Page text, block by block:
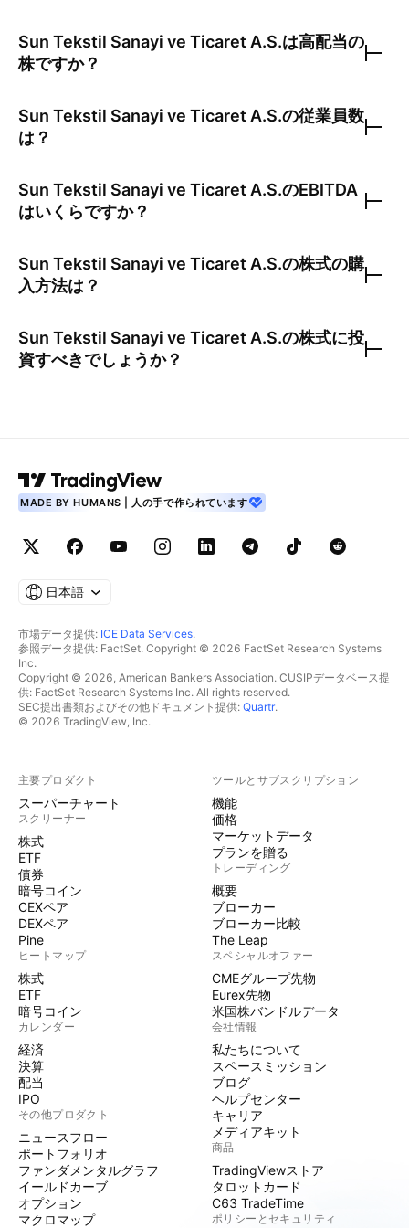
Sun Tekstil Sanayi ve Ticaret A.S.は高配当の
株ですか？
Sun Tekstil Sanayi ve Ticaret A.S.の従業員数
は？
Sun Tekstil Sanayi ve Ticaret A.S.のEBITDA
はいくらですか？
Sun Tekstil Sanayi ve Ticaret A.S.の株式の購
入方法は？
Sun Tekstil Sanayi ve Ticaret A.S.の株式に投
資すべきでしょうか？
MADE BY HUMANS | 人の手で作られています
日本語
市場データ提供: ICE Data Services.
参照データ提供: FactSet. Copyright © 2026 FactSet Research Systems
Inc.
Copyright © 2026, American Bankers Association. CUSIPデータベース提
供: FactSet Research Systems Inc. All rights reserved.
SEC提出書類およびその他ドキュメント提供: Quartr.
© 2026 TradingView, Inc.
主要プロダクト
スーパーチャート
スクリーナー
株式
ETF
債券
暗号コイン
CEXペア
DEXペア
Pine
ヒートマップ
株式
ETF
暗号コイン
カレンダー
経済
決算
配当
IPO
その他プロダクト
ニュースフロー
ポートフォリオ
ファンダメンタルグラフ
イールドカーブ
オプション
マクロマップ
ツールとサブスクリプション
機能
価格
マーケットデータ
プランを贈る
トレーディング
概要
ブローカー
ブローカー比較
The Leap
スペシャルオファー
CMEグループ先物
Eurex先物
米国株バンドルデータ
会社情報
私たちについて
スペースミッション
ブログ
ヘルプセンター
キャリア
メディアキット
商品
TradingViewストア
タロットカード
C63 TradeTime
ポリシーとセキュリティ